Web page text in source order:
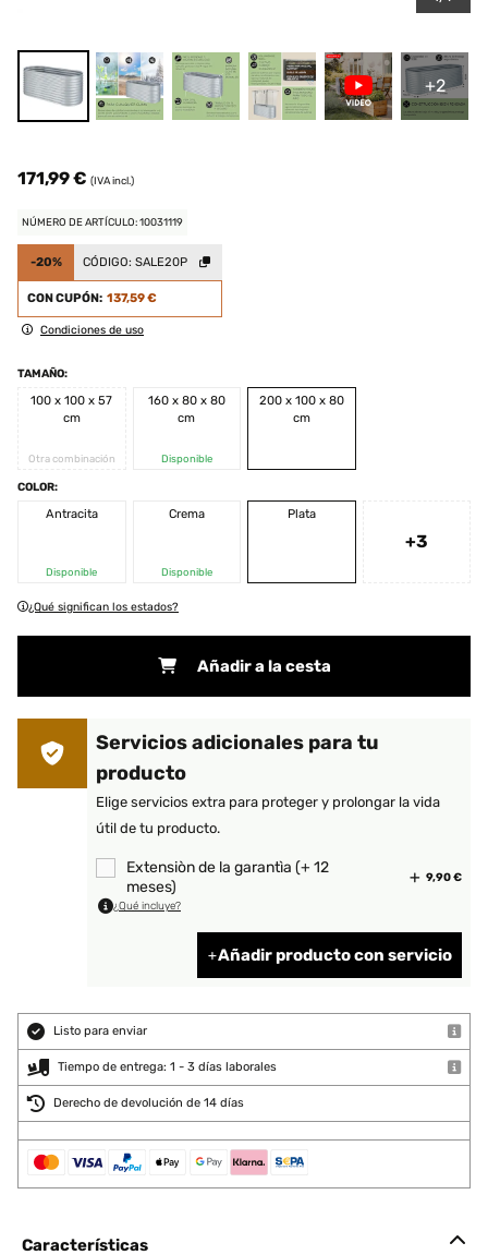
+2
171,99 € (IVA incl.)
NÚMERO DE ARTÍCULO: 10031119
-20% CÓDIGO: SALE20P
CON CUPÓN: 137,59 €
Condiciones de uso
TAMAÑO:
100 x 100 x 57
cm
Otra combinación
160 x 80 x 80
cm
Disponible
200 x 100 x 80
cm
COLOR:
Antracita
Disponible
Crema
Disponible
Plata
+3
¿Qué significan los estados?
Añadir a la cesta
Servicios adicionales para tu
producto
Elige servicios extra para proteger y prolongar la vida
útil de tu producto.
Extensiòn de la garantìa (+ 12
meses)
9,90 €
¿Qué incluye?
Añadir producto con servicio
Listo para enviar
Tiempo de entrega: 1 - 3 días laborales
Derecho de devolución de 14 días
Características